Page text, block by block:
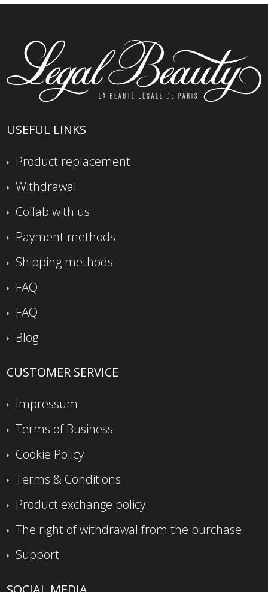
USEFUL LINKS
Product replacement
Withdrawal
Collab with us
Payment methods
Shipping methods
FAQ
FAQ
Blog
CUSTOMER SERVICE
Impressum
Terms of Business
Cookie Policy
Terms & Conditions
Product exchange policy
The right of withdrawal from the purchase
Support